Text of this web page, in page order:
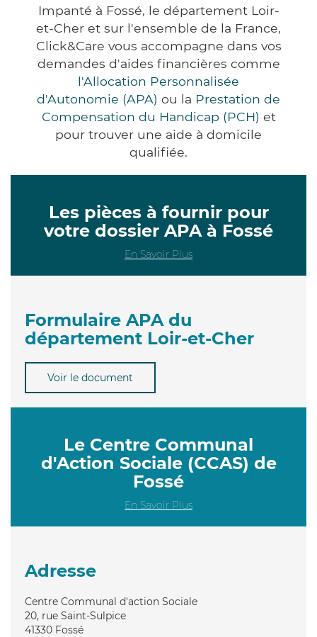
Impanté à Fossé, le département Loir-
et-Cher et sur l'ensemble de la France,
Click&Care vous accompagne dans vos
demandes d'aides financières comme
l'Allocation Personnalisée
d'Autonomie (APA) ou la Prestation de
Compensation du Handicap (PCH) et
pour trouver une aide à domicile
qualifiée.
Les pièces à fournir pour
votre dossier APA à Fossé
En Savoir Plus
Formulaire APA du
département Loir-et-Cher
Voir le document
Le Centre Communal
d'Action Sociale (CCAS) de
Fossé
En Savoir Plus
Adresse
Centre Communal d'action Sociale
20, rue Saint-Sulpice
41330 Fossé